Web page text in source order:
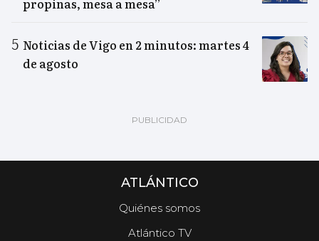
propinas, mesa a mesa”
Noticias de Vigo en 2 minutos: martes 4
de agosto
ATLÁNTICO
Quiénes somos
Atlántico TV